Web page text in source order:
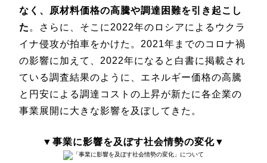
なく、原材料価格の高騰や調達困難を引き起こし
た 。さらに、そこに2022年のロシアによるウクラ
イナ侵攻が拍車をかけた。2021年までのコロナ禍
の影響に加えて、2022年になると白書に掲載され
ている調査結果のように、エネルギー価格の高騰
と円安による調達コストの上昇が新たに各企業の
事業展開に大きな影響を及ぼしてきた。
▼事業に影響を及ぼす社会情勢の変化▼